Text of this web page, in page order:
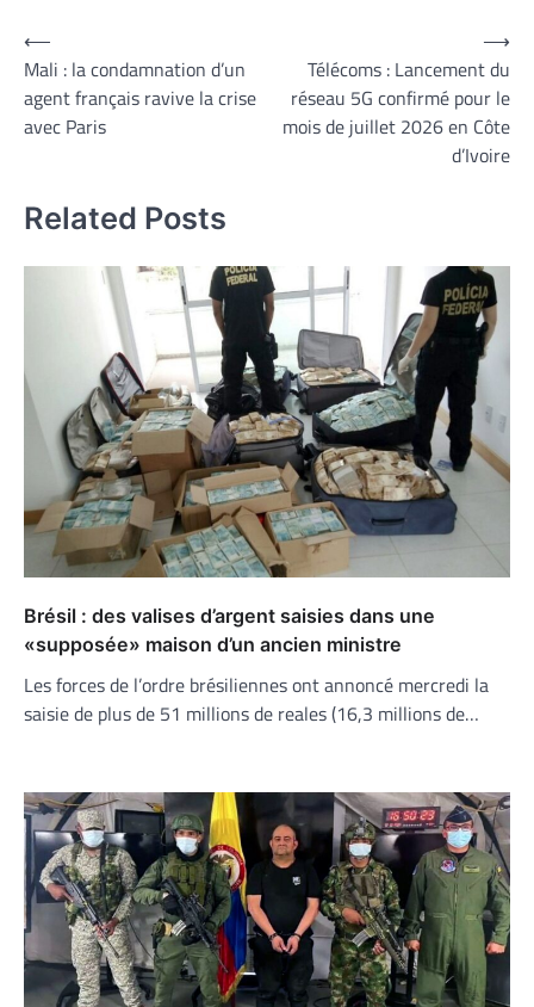
Navigation
de
l’article
⟵
Mali : la condamnation d’un
agent français ravive la crise
avec Paris
Télécoms : Lancement du
réseau 5G confirmé pour le
mois de juillet 2026 en Côte
d’Ivoire
⟶
Related Posts
Brésil : des valises d’argent saisies dans une
«supposée» maison d’un ancien ministre
Les forces de l’ordre brésiliennes ont annoncé mercredi la
saisie de plus de 51 millions de reales (16,3 millions de…